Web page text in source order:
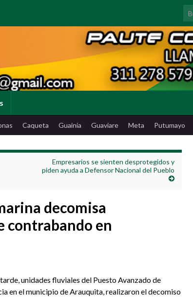
Caqueta Guainia Guaviare Meta Putumayo
Empresarios se sienten desprotegidos y
piden ayuda a Defensor Nacional del Pueblo
decomisa
contrabando en
unidades fluviales del Puesto Avanzado de
en el municipio de Arauquita, realizaron el decomiso